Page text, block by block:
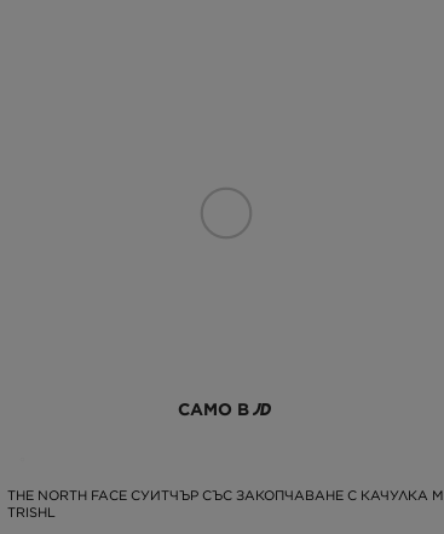
САМО В
THE NORTH FACE СУИТЧЪР СЪС ЗАКОПЧАВАНЕ С КАЧУЛКА M
TRISHL